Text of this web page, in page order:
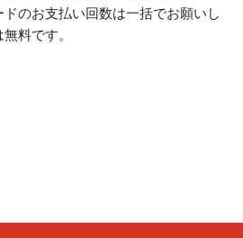
ドのお支払い回数は一括でお願いし
料です。